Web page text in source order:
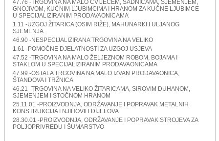
47.76 -TRGOVINA NA MALO CVIJEĆEM, SADNICAMA, SJEMENJEM,
GNOJIVOM, KUĆNIM LJUBIMCIMA I HRANOM ZA KUĆNE LJUBIMCE
U SPECIJALIZIRANIM PRODAVAONICAMA
1.11 -UZGOJ ŽITARICA (OSIM RIŽE), MAHUNARKI I ULJANOG
SJEMENJA
46.90 -NESPECIJALIZIRANA TRGOVINA NA VELIKO
1.61 -POMOĆNE DJELATNOSTI ZA UZGOJ USJEVA
47.52 -TRGOVINA NA MALO ŽELJEZNOM ROBOM, BOJAMA I
STAKLOM U SPECIJALIZIRANIM PRODAVAONICAMA
47.99 -OSTALA TRGOVINA NA MALO IZVAN PRODAVAONICA,
ŠTANDOVA I TRŽNICA
46.21 -TRGOVINA NA VELIKO ŽITARICAMA, SIROVIM DUHANOM,
SJEMENJEM I STOČNOM HRANOM
25.11.01 -PROIZVODNJA, ODRŽAVANJE I POPRAVAK METALNIH
KONSTRUKCIJA I NJIHOVIH DIJELOVA
28.30.01 -PROIZVODNJA, ODRŽAVANJE I POPRAVAK STROJEVA ZA
POLJOPRIVREDU I ŠUMARSTVO